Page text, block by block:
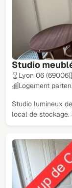
Studio
Lyon 06 (69006)
Logement
Studio lumineux
local de